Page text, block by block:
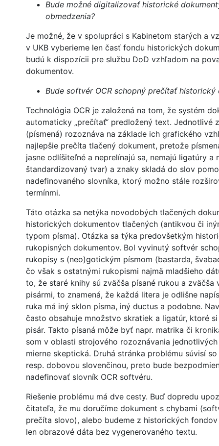
Bude možné digitalizovať historické
obmedzenia?
Je možné, že v spolupráci s Kabinetom starých a
v UKB vyberieme len časť fondu historických
budú k dispozícii pre službu DoD vzhľadom na
dokumentov.
Bude softvér OCR schopný prečítať historický
Technológia OCR je založená na tom, že systém
automaticky „prečítať“ predložený text. Jednotlivé
(písmená) rozoznáva na základe ich grafického
najlepšie prečíta tlačený dokument, pretože
jasne odlíšiteľné a neprelínajú sa, nemajú ligatúry a
štandardizovaný tvar) a znaky skladá do slov
nadefinovaného slovníka, ktorý možno stále
termínmi.
Táto otázka sa netýka novodobých tlačených
historických dokumentov tlačených (antikvou či
typom písma). Otázka sa týka predovšetkým
rukopisných dokumentov. Bol vyvinutý softvér
rukopisy s (neo)gotickým písmom (bastarda,
čo však s ostatnými rukopismi najmä mladšieho
to, že staré knihy sú zväčša písané rukou a zväčša
pisármi, to znamená, že každá litera je odlišne
ruka má iný sklon písma, iný ductus a podobne.
často obsahuje množstvo skratiek a ligatúr, ktoré
pisár. Takto písaná môže byť napr. matrika či
som v oblasti strojového rozoznávania
mierne skeptická. Druhá stránka problému súvisí
resp. dobovou slovenčinou, preto bude
nadefinovať slovník OCR softvéru.
Riešenie problému má dve cesty. Buď dopredu
čitateľa, že mu doručíme dokument s chybami
prečíta slovo), alebo budeme z historických
len obrazové dáta bez vygenerovaného textu.